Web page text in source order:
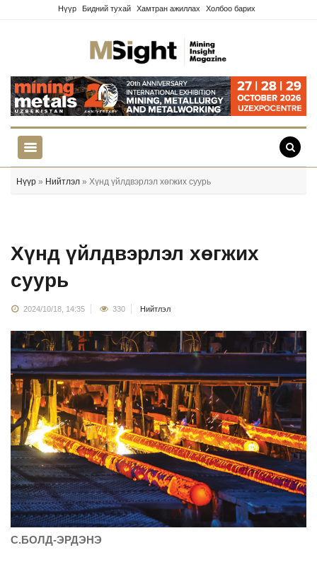
Нүүр Бидний тухай Хамтран ажиллах Холбоо барих
Нүүр » Нийтлэл » Хүнд үйлдвэрлэл хөгжих суурь
Хүнд үйлдвэрлэл хөгжих
суурь
2024/10/18, 14:35 330 Нийтлэл
С.БОЛД-ЭРДЭНЭ